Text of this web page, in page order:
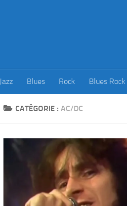
Jazz Blues Rock Blues Rock
CATÉGORIE : AC/DC